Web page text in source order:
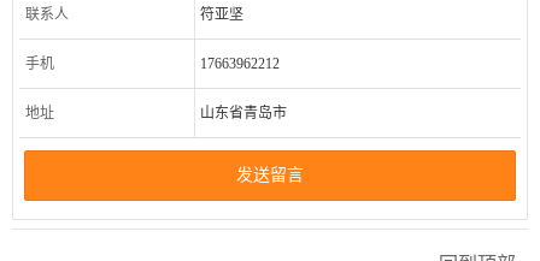
联系人 符亚坚
手机 17663962212
地址 山东省青岛市
发送留言